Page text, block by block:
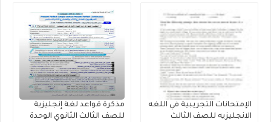
الإمتحانات التجريبية في اللغه
الانجليزيه للصف الثالث
مذكرة قواعد لغة إنجليزية
للصف الثالث الثانوي الوحدة